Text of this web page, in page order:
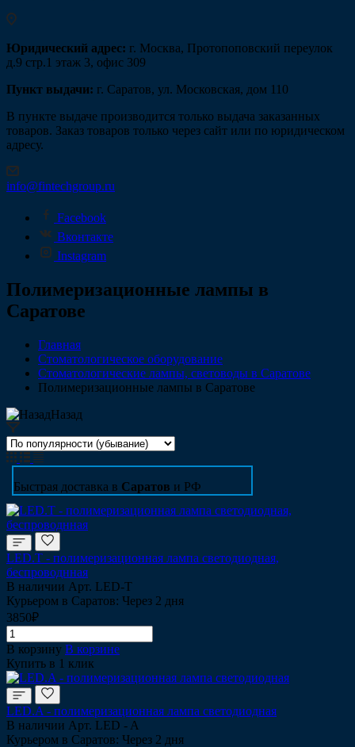
Юридический адрес: г. Москва, Протопоповский переулок
д.9 стр.1 этаж 3, офис 309
Пункт выдачи: г. Саратов, ул. Московская, дом 110
В пункте выдаче производится только выдача заказанных
товаров. Заказ товаров только через сайт или по юридическом
адресу.
info@fintechgroup.ru
Facebook
Вконтакте
Instagram
Полимеризационные лампы в
Саратове
Главная
Стоматологическое оборудование
Стоматологические лампы, световоды в Саратове
Полимеризационные лампы в Саратове
Назад
Быстрая доставка в Саратов и РФ
LED.T - полимеризационная лампа cветодиодная,
беспроводнная
В наличии Арт. LED-T
Курьером в Саратов: Через 2 дня
3850₽
В корзину В корзине
Купить в 1 клик
LED.A - полимеризационная лампа cветодиодная
В наличии Арт. LED - A
Курьером в Саратов: Через 2 дня